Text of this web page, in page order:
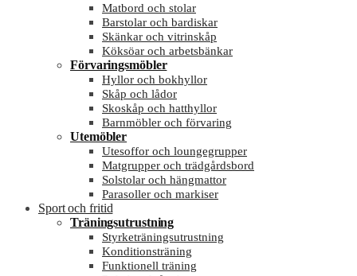
Matbord och stolar
Barstolar och bardiskar
Skänkar och vitrinskåp
Köksöar och arbetsbänkar
Förvaringsmöbler
Hyllor och bokhyllor
Skåp och lådor
Skoskåp och hatthyllor
Barnmöbler och förvaring
Utemöbler
Utesoffor och loungegrupper
Matgrupper och trädgårdsbord
Solstolar och hängmattor
Parasoller och markiser
Sport och fritid
Träningsutrustning
Styrketräningsutrustning
Konditionsträning
Funktionell träning